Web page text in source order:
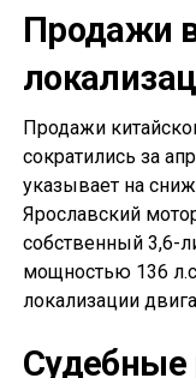
Продажи
Продажи
сократились за
указывает на
Ярославский
собственный 3,6-
мощностью 136
локализации
Судебные